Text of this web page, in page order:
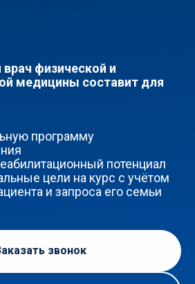
физической и
медицины составит для
программу
потенциал
цели на курс с учётом
и запроса его семьи
звонок